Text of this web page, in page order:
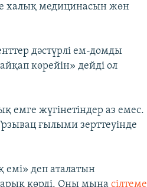
халық медицинасын жөн
дәстүрлі ем-домды
көрейін» дейді ол
емге жүгінетіндер аз емес.
ғылыми зерттеуінде
емі» деп аталатын
көрді. Оны мынасілтеме